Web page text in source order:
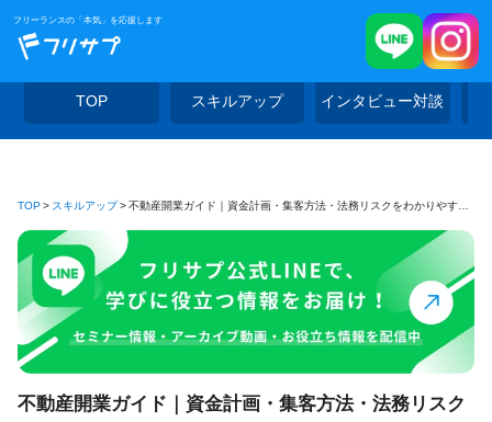
フリーランスの「本気」を応援します
TOP スキルアップ インタビュー対談
TOP スキルアップ 不動産開業ガイド｜資金計画・集客方法・法務リスクをわかりやすく解説
不動産開業ガイド｜資金計画・集客方法・法務リスク